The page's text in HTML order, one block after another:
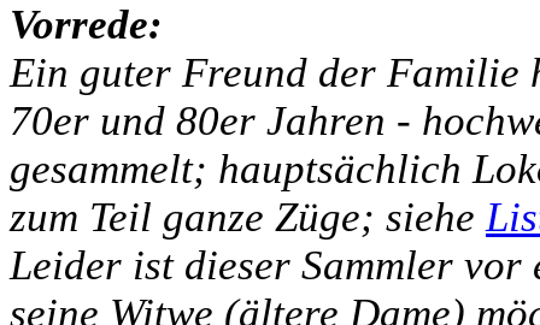
Vorrede:
Ein guter Freund der
70er und 80er Jahren -
gesammelt; hauptsächlich
zum Teil ganze Züge; siehe
Leider ist dieser Sammler
seine Witwe (ältere Dame)